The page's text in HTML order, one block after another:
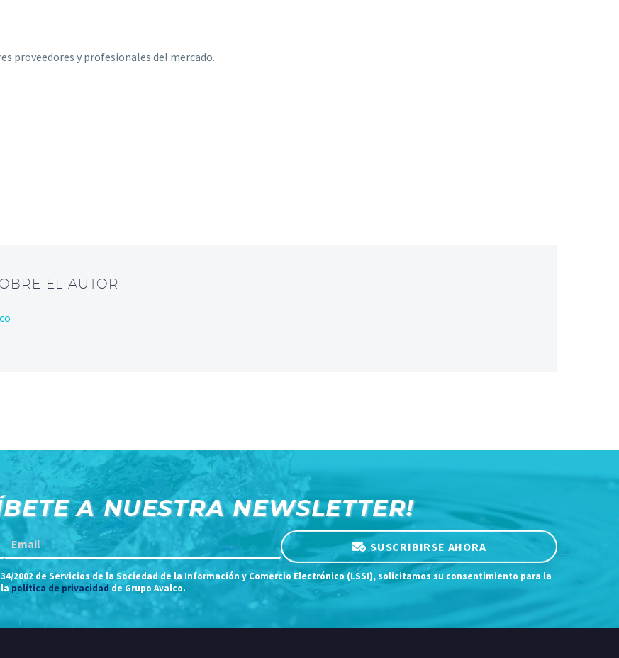
proveedores y profesionales del mercado.
EL AUTOR
A NUESTRA NEWSLETTER!
SUSCRIBIRSE AHORA
2002 de Servicios de la Sociedad de la Información y Comercio Electrónico (LSSI), solicitamos su consentimiento para la
política de privacidad de Grupo Avalco.